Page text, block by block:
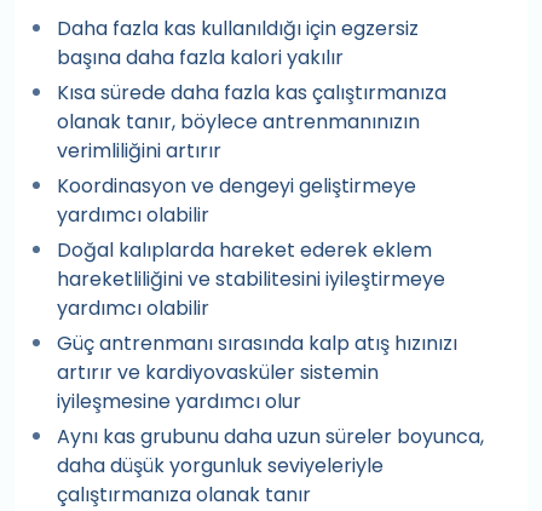
Daha fazla kas kullanıldığı için egzersiz
başına daha fazla kalori yakılır
Kısa sürede daha fazla kas çalıştırmanıza
olanak tanır, böylece antrenmanınızın
verimliliğini artırır
Koordinasyon ve dengeyi geliştirmeye
yardımcı olabilir
Doğal kalıplarda hareket ederek eklem
hareketliliğini ve stabilitesini iyileştirmeye
yardımcı olabilir
Güç antrenmanı sırasında kalp atış hızınızı
artırır ve kardiyovasküler sistemin
iyileşmesine yardımcı olur
Aynı kas grubunu daha uzun süreler boyunca,
daha düşük yorgunluk seviyeleriyle
çalıştırmanıza olanak tanır